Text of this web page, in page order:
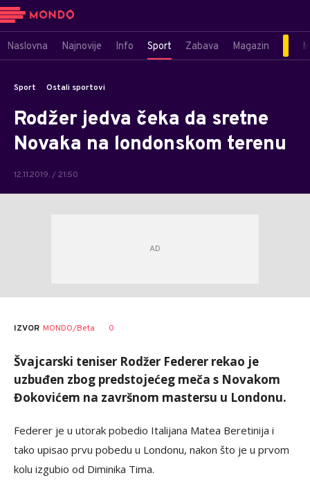
Naslovna Najnovije Info Sport Zabava Magazin
Sport Ostali sportovi
Rodžer jedva čeka da sretne
Novaka na londonskom terenu
12.11.2019. / 21:50
IZVOR MONDO/Beta 0
Švajcarski teniser Rodžer Federer rekao je
uzbuđen zbog predstojećeg meča s Novakom
Đokovićem na završnom mastersu u Londonu.
Federer je u utorak pobedio Italijana Matea Beretinija i
tako upisao prvu pobedu u Londonu, nakon što je u prvom
kolu izgubio od Diminika Tima.